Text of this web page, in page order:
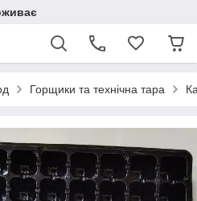
Горщики та технічна тара